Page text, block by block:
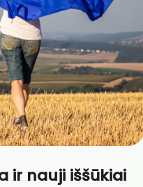
ir nauji iššūkiai